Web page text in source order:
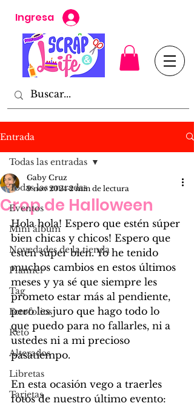
Ingresa
Entrada
Todas las entradas
Eventos
Mini álbum
Novedades de la tienda
Planner
Tag
Fotofolios
Reto
Alterados
Libretas
Tarjetas
Todas las entradas
Crop de Halloween
Gaby Cruz
9 nov 2024 2 min de lectura
Hola hola! Espero que estén súper
bien chicas y chicos! Espero que
estén súper bien. Yo he tenido
muchos cambios en estos últimos
meses y ya sé que siempre les
prometo estar más al pendiente,
pero les juro que hago todo lo
que puedo para no fallarles, ni a
ustedes ni a mi precioso
pasatiempo.
En esta ocasión vego a traerles
fotos de nuestro último evento: